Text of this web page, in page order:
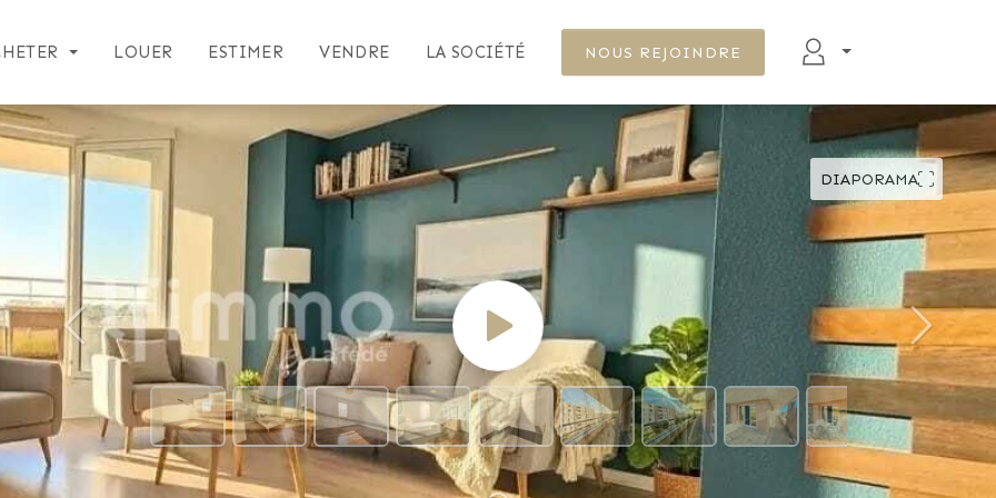
LOUER ESTIMER VENDRE LA SOCIÉTÉ NOUS REJOINDRE
DIAPORAMA